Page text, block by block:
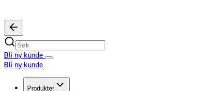
Bli ny kunde
Bli ny kunde
Produkter